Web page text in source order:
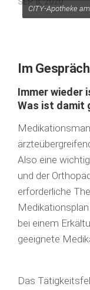
Zahn, Mund,
Allgemein
Innovationen
Kampf gegen
Hören
Lebensart
CITY-Apotheke
Im
Immer wieder
Was ist damit
Also eine
und der
erforderliche
bei einem
geeignete
Das